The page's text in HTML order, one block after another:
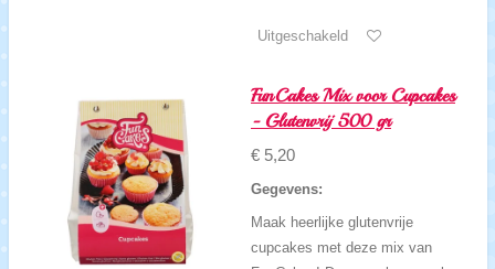
Uitgeschakeld
FunCakes Mix voor Cupcakes
- Glutenvrij 500 gr
€ 5,20
Gegevens:
Maak heerlijke glutenvrije
cupcakes met deze mix van